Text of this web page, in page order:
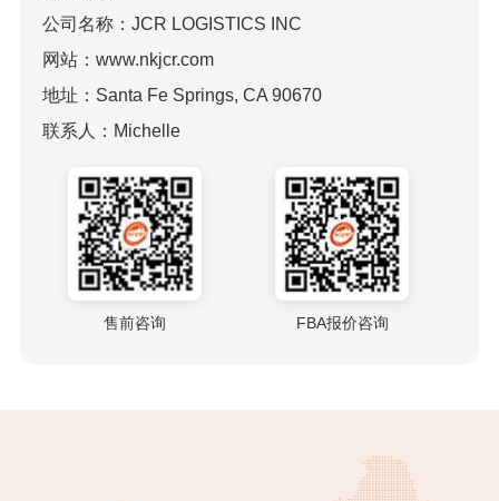
公司名称：JCR LOGISTICS INC
网站：www.nkjcr.com
地址：Santa Fe Springs, CA 90670
联系人：Michelle
售前咨询 FBA报价咨询